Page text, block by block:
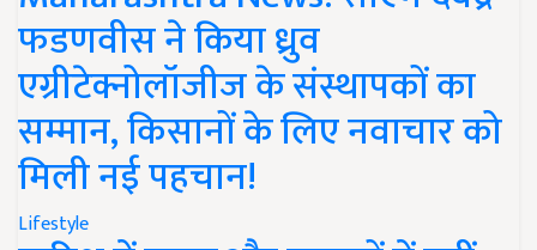
फडणवीस ने किया ध्रुव
एग्रीटेक्नोलॉजीज के संस्थापकों का
सम्मान, किसानों के लिए नवाचार को
मिली नई पहचान!
Lifestyle